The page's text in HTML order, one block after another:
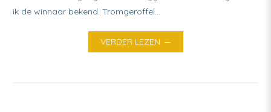
ik de winnaar bekend. Tromgeroffel…
VERDER LEZEN